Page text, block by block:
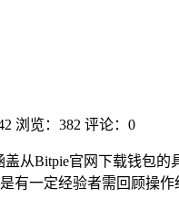
浏览：382 评论：0
从Bitpie官网下载钱包
一定经验者需回顾操